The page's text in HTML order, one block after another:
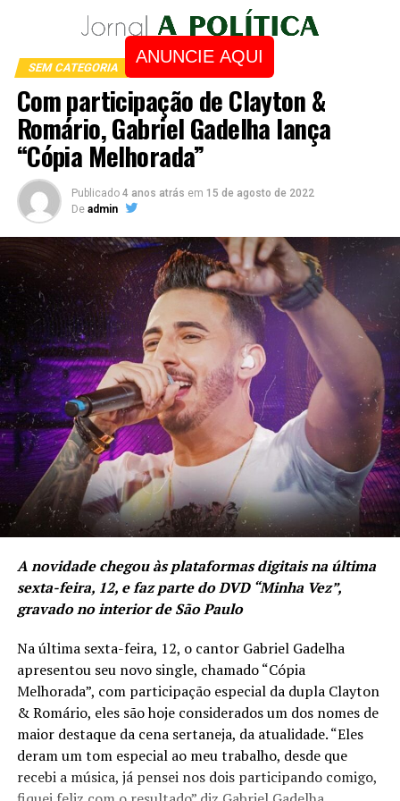
ANUNCIE AQUI
SEM CATEGORIA
Com participação de Clayton &
Romário, Gabriel Gadelha lança
“Cópia Melhorada”
Publicado 4 anos atrás em 15 de agosto de 2022
De admin
A novidade chegou às plataformas digitais na última
sexta-feira, 12, e faz parte do DVD “Minha Vez”,
gravado no interior de São Paulo
Na última sexta-feira, 12, o cantor Gabriel Gadelha
apresentou seu novo single, chamado “Cópia
Melhorada”, com participação especial da dupla Clayton
& Romário, eles são hoje considerados um dos nomes de
maior destaque da cena sertaneja, da atualidade. “Eles
deram um tom especial ao meu trabalho, desde que
recebi a música, já pensei nos dois participando comigo,